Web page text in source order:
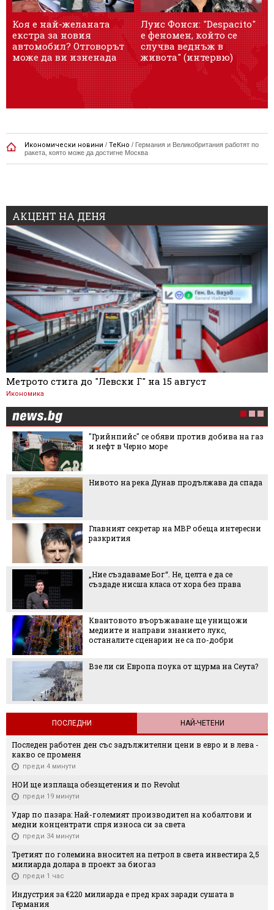
Коя е най-желаната
екстра за новия
автомобил? Отговорът
може да ви изненада
Луис Фонси: "Despacito"
е феномен, който се
случва веднъж в
живота" (интервю)
Икономически новини / ТеКно / Германия и Великобритания работят по
ракета, която може да достигне Москва
АКЦЕНТ НА ДЕНЯ
Метрото стига до "Левски Г" на 15 август
Икономика
"Грийнпийс" се обяви против добива на газ
и нефт в Черно море
Нивото на река Дунав продължава да спада
Главният секретар на МВР обеща интересни
разкрития
„Ние създаваме Бог“. Не, целта е да се
създаде нисша класа от хора без права
Квантовото въоръжаване ще унищожи
медиите и направи знанието лукс,
останалите сценарии не са по-добри
Взе ли си Европа поука от щурма на Сеута?
ПОСЛЕДНИ НАЙ-ЧЕТЕНИ
Последен работен ден със задължителни цени в евро и в лева -
какво се променя
преди 4 минути
НОИ ще изплаща обезщетения и по Revolut
преди 19 минути
Удар по пазара: Най-големият производител на кобалтови и
медни концентрати спря износа си за света
преди 34 минути
Третият по големина вносител на петрол в света инвестира 2,5
милиарда долара в проект за биогаз
преди 1 час
Индустрия за €220 милиарда е пред крах заради сушата в
Германия